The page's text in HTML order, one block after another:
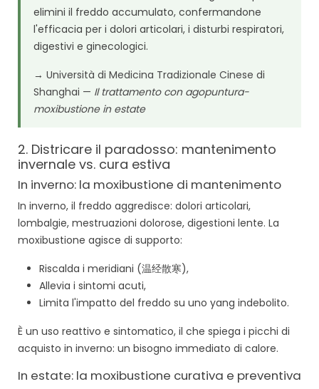
elimini il freddo accumulato, confermandone
l'efficacia per i dolori articolari, i disturbi respiratori,
digestivi e ginecologici.
→ Università di Medicina Tradizionale Cinese di
Shanghai — Il trattamento con agopuntura-
moxibustione in estate
2. Districare il paradosso: mantenimento
invernale vs. cura estiva
In inverno: la moxibustione di mantenimento
In inverno, il freddo aggredisce: dolori articolari,
lombalgie, mestruazioni dolorose, digestioni lente. La
moxibustione agisce di supporto:
Riscalda i meridiani (温经散寒),
Allevia i sintomi acuti,
Limita l'impatto del freddo su uno yang indebolito.
È un uso reattivo e sintomatico, il che spiega i picchi di
acquisto in inverno: un bisogno immediato di calore.
In estate: la moxibustione curativa e preventiva